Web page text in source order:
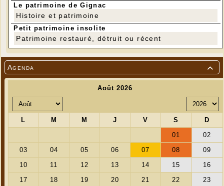

Agenda
Le patrimoine de Gignac
Histoire et patrimoine
Petit patrimoine insolite
Patrimoine restauré, détruit ou récent